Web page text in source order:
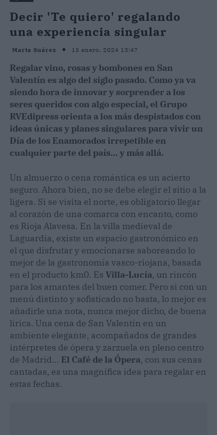
Decir 'Te quiero' regalando
una experiencia singular
Marta Suárez 15 enero, 2024 13:47
Regalar vino, rosas y bombones en San
Valentín es algo del siglo pasado. Como ya va
siendo hora de innovar y sorprender a los
seres queridos con algo especial, el Grupo
RVEdipress orienta a los más despistados con
ideas únicas y planes singulares para vivir un
Día de los Enamorados irrepetible en
cualquier parte del país... y más allá.
Un almuerzo o cena romántica es un acierto
seguro. Ahora bien, no se debe elegir el sitio a la
ligera. Si se visita el norte, es obligatorio llegar
al corazón de una comarca con encanto, como
es Rioja Alavesa. En la villa medieval de
Laguardia, existe un espacio gastronómico en
el que disfrutar y emocionarse saboreando lo
mejor de la gastronomía vasco-riojana, basada
en el producto km0. Es Villa-Lucía, un rincón
para los amantes del buen comer. Pero si con un
menú distinto y sofisticado no basta, lo mejor es
añadirle una nota, nunca mejor dicho, de buena
lírica. Una cena de San Valentín en un
ambiente elegante, acompañados de grandes
intérpretes de ópera y zarzuela en pleno centro
de Madrid... El Café de la Ópera, con sus cenas
cantadas, es una magnífica idea para regalar en
estas fechas.